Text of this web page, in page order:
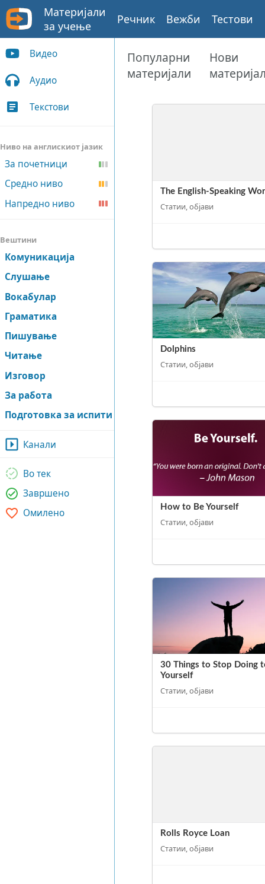
Материјали
за учење
Речник Вежби Тестови
Видео
Аудио
Текстови
Ниво на англискиот јазик
За почетници
Средно ниво
Напредно ниво
Вештини
Комуникација
Слушање
Вокабулар
Граматика
Пишување
Читање
Изговор
За работа
Подготовка за испити
Канали
Во тек
Завршено
Омилено
Популарни
материјали
Нови
The English-Speaking
Статии, објави
Dolphins
Статии, објави
How to Be Yourself
Статии, објави
30 Things to Stop Doing
Yourself
Статии, објави
Rolls Royce Loan
Статии, објави